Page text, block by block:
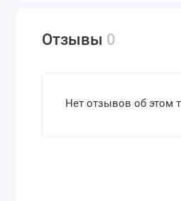
Отзывы 0
Нет отзывов об этом